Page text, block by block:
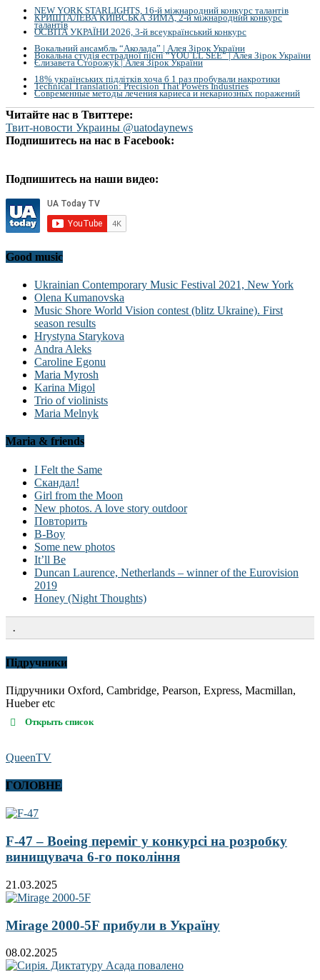
NEW YORK STARLIGHTS, 16-й міжнародний конкурс талантів
КРИШТАЛЕВА КИЇВСЬКА ЗИМА, 2-й міжнародний конкурс
талантів
ОСВІТА УКРАЇНИ 2026, 3-й всеукраїнський конкурс
Вокальний ансамбль “Аколада” | Алея Зірок України
Вокальна студія естрадної пісні “YOU`LL SEE” | Алея Зірок України
Єлизавета Сторожук | Алея Зірок України
18% українських підлітків хоча б 1 раз пробували накротики
Technical Translation: Precision That Powers Industries
Современные методы лечения кариеса и некариозных поражений
Читайте нас в Твиттере:
Твит-новости Украины @uatodaynews
Подпишитесь на нас в Facebook:
Подпишитесь на наши видео:
Good music
Ukrainian Contemporary Music Festival 2021, New York
Olena Kumanovska
Music Shore World Vision contest (blitz Ukraine). First
season results
Hrystyna Starykova
Andra Aleks
Caroline Egonu
Maria Myrosh
Karina Migol
Trio of violinists
Maria Melnyk
Maria & friends
I Felt the Same
Скандал!
Girl from the Moon
New photos. A love story outdoor
Повторить
B-Boy
Some new photos
It’ll Be
Duncan Laurence, Netherlands – winner of the Eurovision
2019
Honey (Night Thoughts)
.
Підручники
Підручники Oxford, Cambridge, Pearson, Express, Macmillan,
Hueber etc
Открыть список
QueenTV
ГОЛОВНЕ
F-47 – Boeing переміг у конкурсі на розробку
винищувача 6-го покоління
21.03.2025
Mirage 2000-5F прибули в Україну
08.02.2025